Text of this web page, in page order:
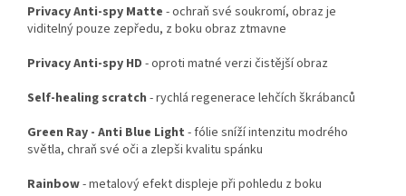
Privacy Anti-spy Matte - ochraň své soukromí, obraz je
viditelný pouze zepředu, z boku obraz ztmavne
Privacy Anti-spy HD - oproti matné verzi čistější obraz
Self-healing scratch - rychlá regenerace lehčích škrábanců
Green Ray - Anti Blue Light - fólie sníží intenzitu modrého
světla, chraň své oči a zlepši kvalitu spánku
Rainbow- metalový efekt displeje při pohledu z boku